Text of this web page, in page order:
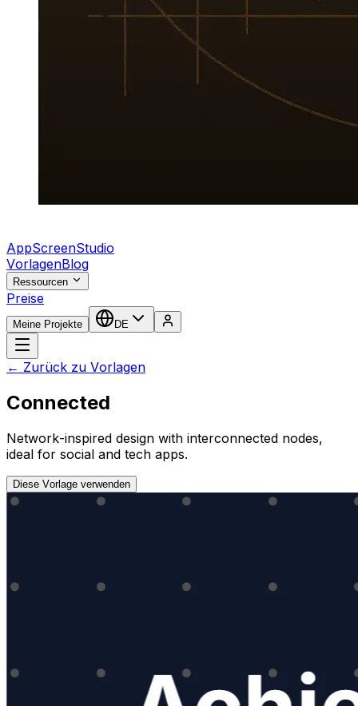
AppScreenStudio
VorlagenBlog
Ressourcen
Preise
Meine Projekte DE
← Zurück zu Vorlagen
Connected
Network-inspired design with interconnected nodes,
ideal for social and tech apps.
Diese Vorlage verwenden